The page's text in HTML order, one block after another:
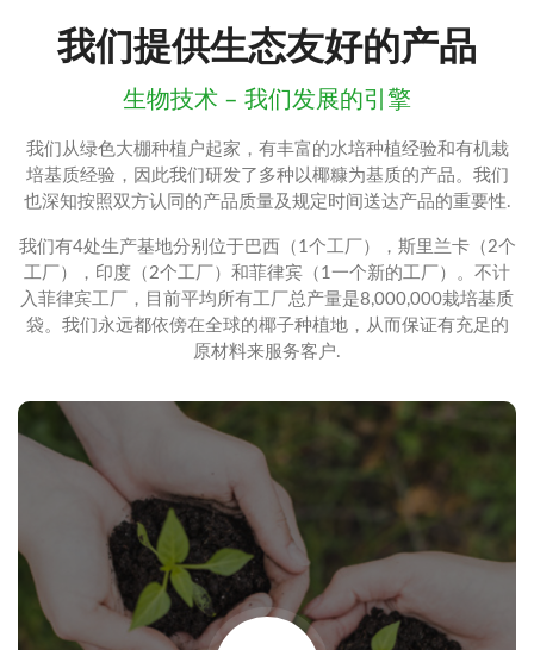
我们提供生态友好的产品
生物技术 – 我们发展的引擎
我们从绿色大棚种植户起家，有丰富的水培种植经验和有机栽
培基质经验，因此我们研发了多种以椰糠为基质的产品。我们
也深知按照双方认同的产品质量及规定时间送达产品的重要性.
我们有4处生产基地分别位于巴西（1个工厂），斯里兰卡（2个
工厂），印度（2个工厂）和菲律宾（1一个新的工厂）。不计
入菲律宾工厂，目前平均所有工厂总产量是8,000,000栽培基质
袋。我们永远都依傍在全球的椰子种植地，从而保证有充足的
原材料来服务客户.